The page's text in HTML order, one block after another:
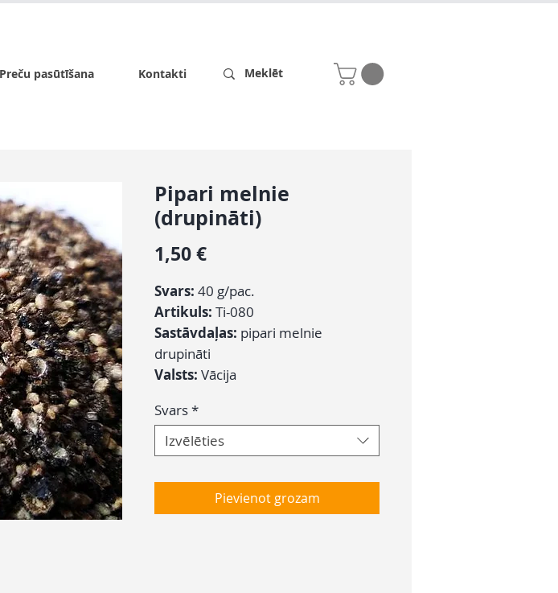
Preču pasūtīšana Kontakti
Pipari melnie
(drupināti)
1,50 €Cena
Svars: 40 g/pac.
Artikuls: Ti-080
Sastāvdaļas: pipari melnie
drupināti
Valsts: Vācija
Svars*
Izvēlēties
Pievienot grozam